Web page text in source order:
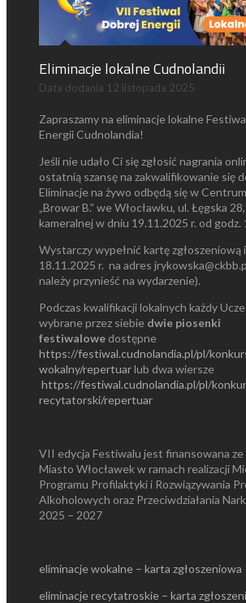
Eliminacje lokalne Cudnolandii
Data dodania 12 listopada 2025
Zapraszamy na eliminacje lokalne
Energii Cudnolandia!
Jeśli nie udało Ci się zgłosić nagrania
ostatnią szansę na zakwalifikowanie się
Eliminacje na żywo odbędą się w
„Browar B.” we Włocławku, ul. Łęgska
kameralnej w dniu 19.11.2025 r. od godz.
Wystarczy wypełnić kartę zgłoszeniową
18.11.2025 r. na adres
należy przynieść na wydarzenie).
Podczas kwalifikacji lokalnych każdy
wybrane przez siebie dwie piosenki
festiwalowe dostępne
https://festiwal.cudnolandia.pl/pl/
wokalny/repertuarlub dwa wiersze
https://festiwal.cudnolandia.pl/pl/
recytatorski/repertuar
VII edycja Festiwalu jest finansowana
Miasto Włocławek w ramach realizacji
Programu Profilaktyki i Rozwiązywania
Alkoholowych oraz Przeciwdziałania
2025 – 2027
eliminacje wokalne – karta zgłoszeniowa
eliminacje recytatroskie – karta